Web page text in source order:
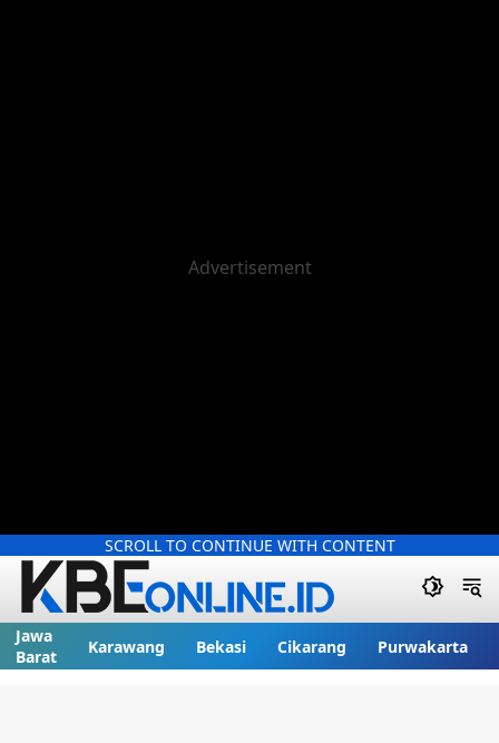
SCROLL TO CONTINUE WITH CONTENT
Jawa
Barat
Karawang Bekasi Cikarang Purwakarta